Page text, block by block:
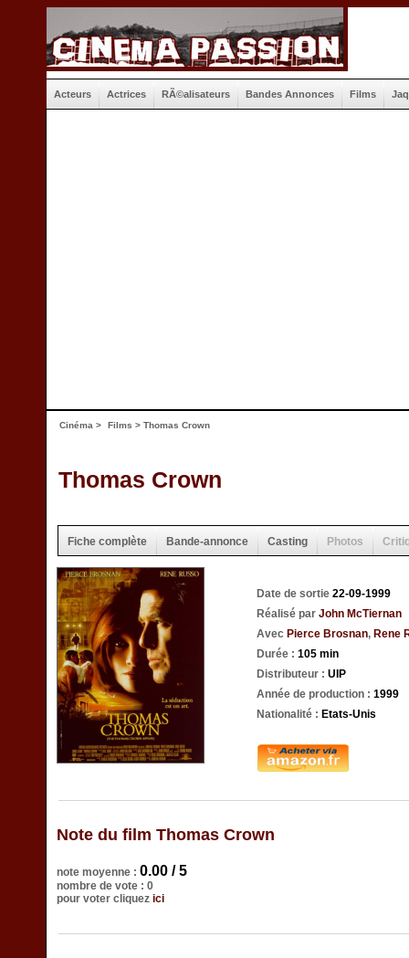
Acteurs Actrices RÃ©alisateurs Bandes Annonces Films
Cinéma > Films > Thomas Crown
Thomas Crown
Fiche complète Bande-annonce Casting Photos
Date de sortie 22-09-1999
Réalisé par John McTiernan
Avec Pierce Brosnan, Rene
Durée : 105 min
Distributeur : UIP
Année de production : 1999
Nationalité : Etats-Unis
Note du film Thomas Crown
note moyenne : 0.00 / 5
nombre de vote : 0
pour voter cliquez ici